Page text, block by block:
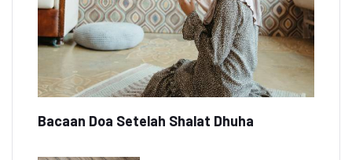
Bacaan Doa Setelah Shalat Dhuha